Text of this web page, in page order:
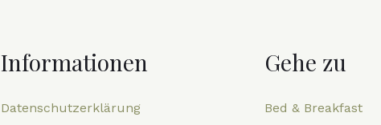
Informationen
Datenschutzerklärung
Gehe zu
Bed & Breakfast